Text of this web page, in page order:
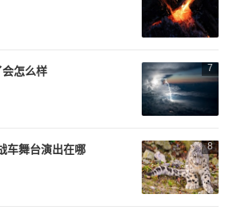
7
怎么样
8
车舞台演出在哪